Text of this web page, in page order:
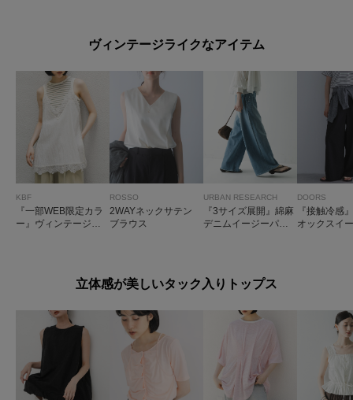
ヴィンテージライクなアイテム
KBF
『一部WEB限定カラ
ー』ヴィンテージラ
ROSSO
2WAYネックサテン
ブラウス
URBAN RESEARCH
『3サイズ展開』綿麻
デニムイージーパン
DOORS
『接触冷感
オックスイ
立体感が美しいタック入りトップス